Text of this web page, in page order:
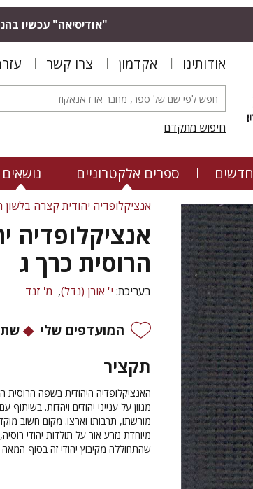
"אודיסיאה" עכשיו
אודותינו אקדמון צרו קשר
חיפוש מתקדם
חדשים ספרים אלקטרוניים נושאים
אנציקלופדיה יהודית קצרה בלשון
אנציקלופדיה
הרוסית כרך ג
בעריכת: י' אורן (נדל) מ' זנד
המועדפים שלי
תקציר
האנציקלופדיה היהודית בשפה
מגוון על ענייני יהודים ויהדות.
מורשתו, תרבותו וארצו. מקום חשוב
מיוחדת נזרע אור על תולדות יהודי
שהתחוללה מקיבוץ יהודי זה בסוף